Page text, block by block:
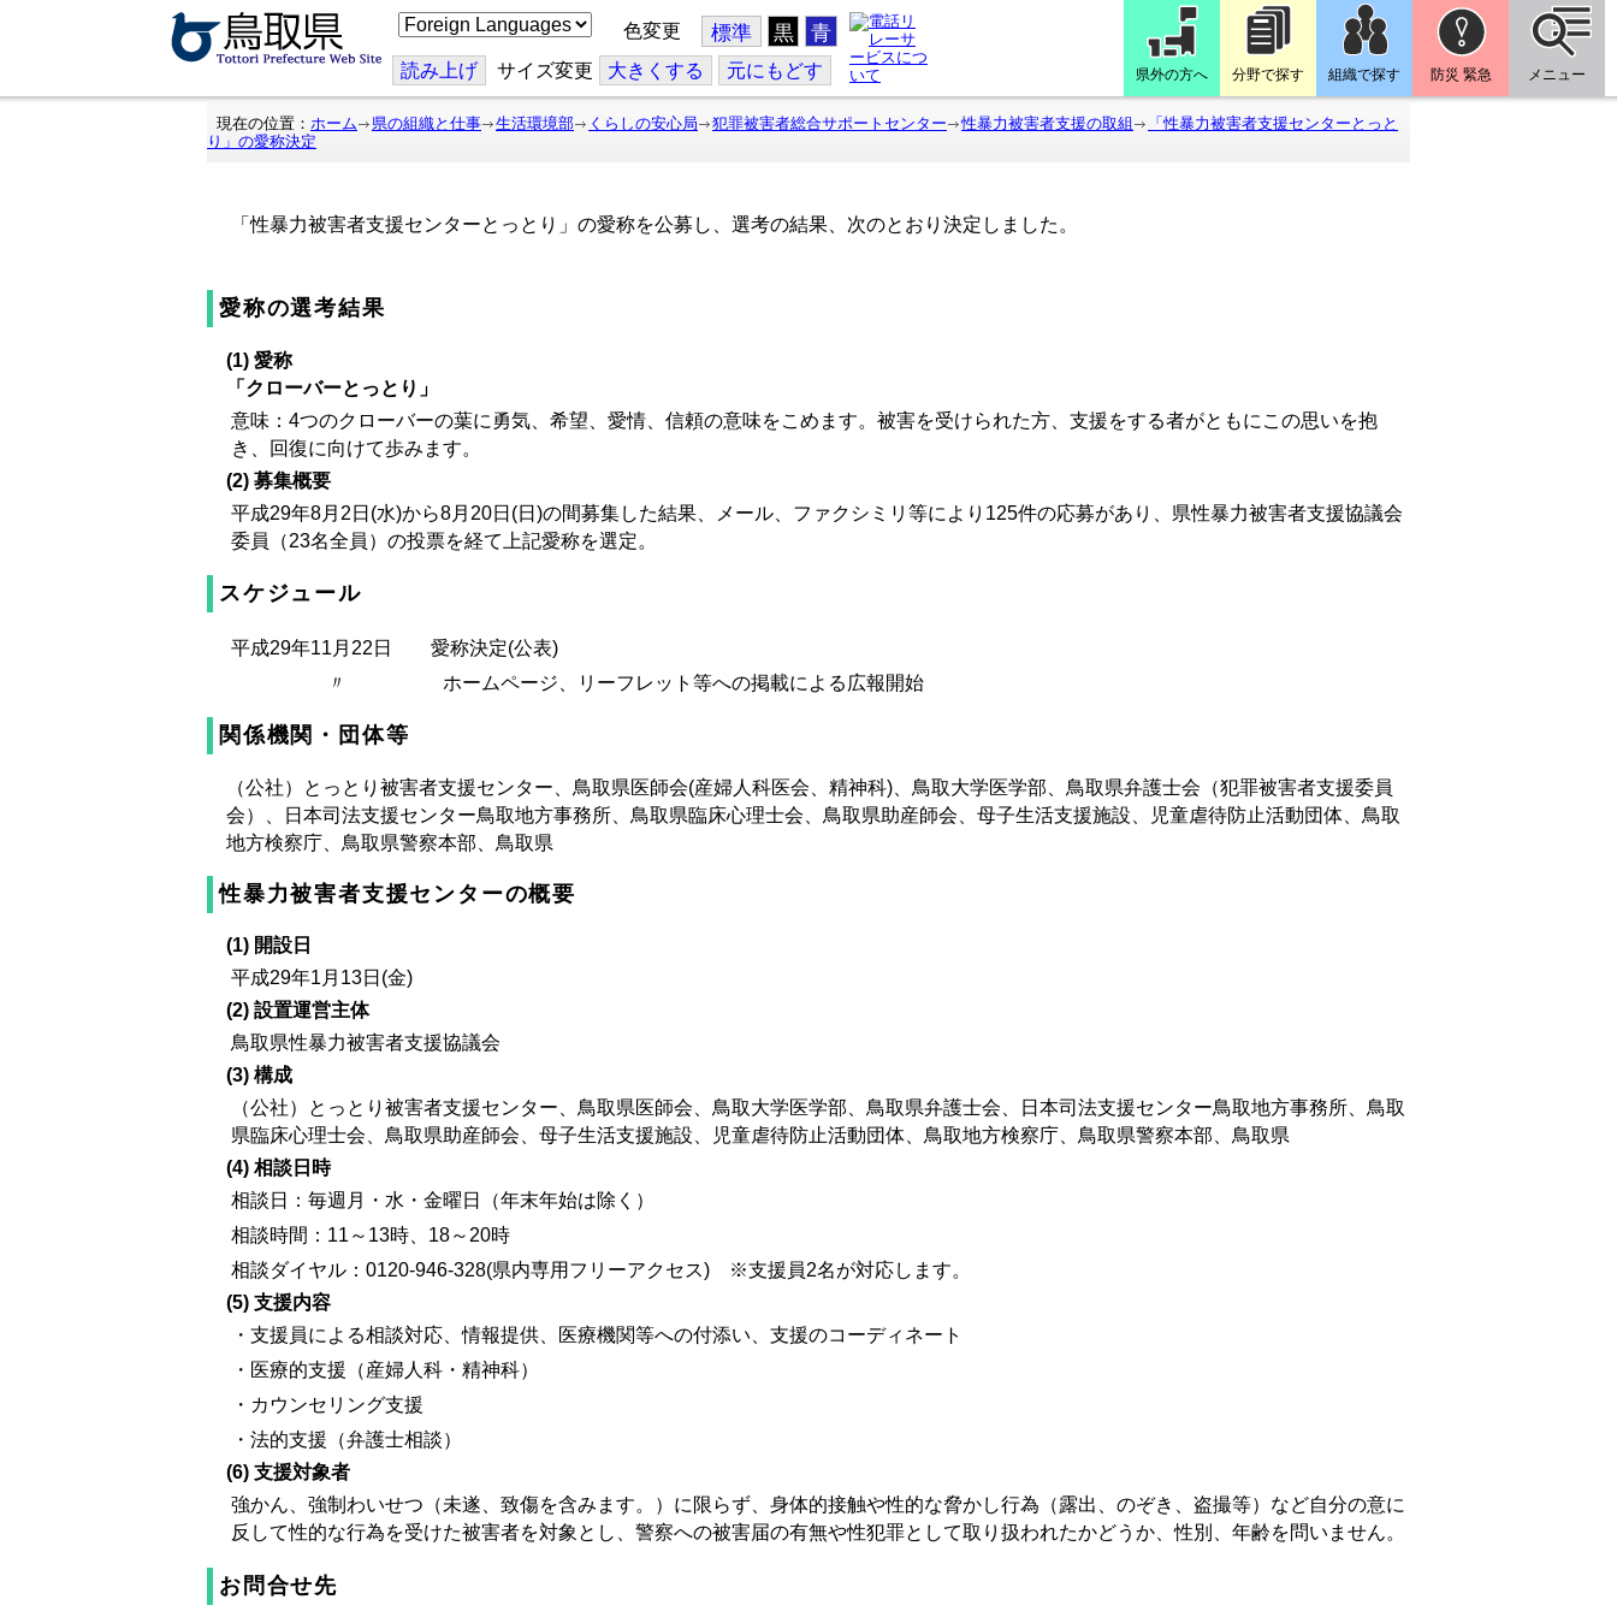
こ
の
ジ
を
翻
色変更 標準 黒 青
読み上げ サイズ変更 大きくする 元にもどす 県外の方へ 分野で探す 組織で探す 防災 緊急 メニュー
現在の位置： ホーム 県の組織と仕事 生活環境部 くらしの安心局 犯罪被害者総合サポートセンター 性暴力被害者支援の取組
「性暴力被害者支援センターとっと
り」の愛称決定
「性暴力被害者支援センターとっとり」の愛称を公募し、選考の結果、次のとおり決定しました。
愛称の選考結果
(1) 愛称
「クローバーとっとり」
意味：4つのクローバーの葉に勇気、希望、愛情、信頼の意味をこめます。被害を受けられた方、支援をする者がともにこの思いを抱
き、回復に向けて歩みます。
(2) 募集概要
平成29年8月2日(水)から8月20日(日)の間募集した結果、メール、ファクシミリ等により125件の応募があり、県性暴力被害者支援協議会
委員（23名全員）の投票を経て上記愛称を選定。
スケジュール
平成29年11月22日 愛称決定(公表)
〃 ホームページ、リーフレット等への掲載による広報開始
関係機関・団体等
（公社）とっとり被害者支援センター、鳥取県医師会(産婦人科医会、精神科)、鳥取大学医学部、鳥取県弁護士会（犯罪被害者支援委員
会）、日本司法支援センター鳥取地方事務所、鳥取県臨床心理士会、鳥取県助産師会、母子生活支援施設、児童虐待防止活動団体、鳥取
地方検察庁、鳥取県警察本部、鳥取県
性暴力被害者支援センターの概要
(1) 開設日
平成29年1月13日(金)
(2) 設置運営主体
鳥取県性暴力被害者支援協議会
(3) 構成
（公社）とっとり被害者支援センター、鳥取県医師会、鳥取大学医学部、鳥取県弁護士会、日本司法支援センター鳥取地方事務所、鳥取
県臨床心理士会、鳥取県助産師会、母子生活支援施設、児童虐待防止活動団体、鳥取地方検察庁、鳥取県警察本部、鳥取県
(4) 相談日時
相談日：毎週月・水・金曜日（年末年始は除く）
相談時間：11～13時、18～20時
相談ダイヤル：0120-946-328(県内専用フリーアクセス) ※支援員2名が対応します。
(5) 支援内容
・支援員による相談対応、情報提供、医療機関等への付添い、支援のコーディネート
・医療的支援（産婦人科・精神科）
・カウンセリング支援
・法的支援（弁護士相談）
(6) 支援対象者
強かん、強制わいせつ（未遂、致傷を含みます。）に限らず、身体的接触や性的な脅かし行為（露出、のぞき、盗撮等）など自分の意に
反して性的な行為を受けた被害者を対象とし、警察への被害届の有無や性犯罪として取り扱われたかどうか、性別、年齢を問いません。
お問合せ先